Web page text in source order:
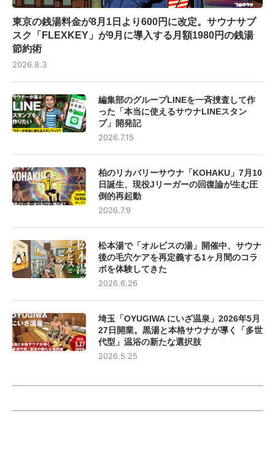
東京の銭湯料金が8月1日より600円に改定。サウナサブ
スク「FLEXKEY」が9月に導入する月額1980円の銭湯
節約術
2026.8.3
編集部のグループLINEを一斉捜査して作
った「本当に使えるサウナLINEスタン
プ」開発記
2026.7.15
柏のリカバリーサウナ「KOHAKU」7月10
日誕生、現役Jリーガーの回復論が生む圧
倒的再起動
2026.7.9
松本湯で「オルビスの湯」開催中、サウナ
後の毛穴ケアを再定義する1ヶ月間のコラ
ボを体験してきた
2026.6.26
埼玉「OYUGIWA にいざ温泉」2026年5月
27日開業。黒湯と本格サウナが導く「多世
代型」温浴の新たな選択肢
2026.5.25